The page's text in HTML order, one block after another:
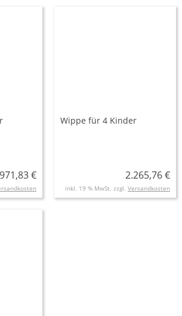
€
Wippe für 4 Kinder
2.265,76 €
inkl. 19 % MwSt. zzgl. Versandkosten